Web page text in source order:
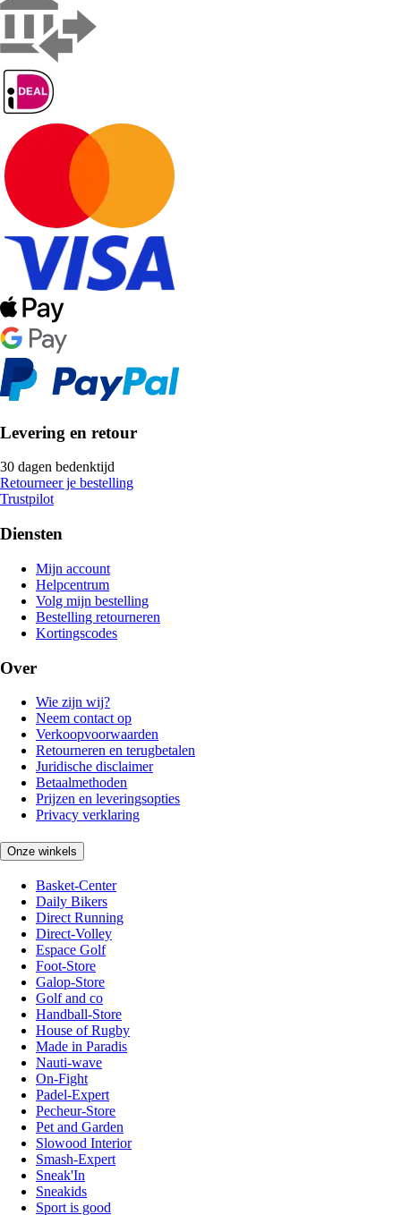
Levering en retour
30 dagen bedenktijd
Retourneer je bestelling
Trustpilot
Diensten
Mijn account
Helpcentrum
Volg mijn bestelling
Bestelling retourneren
Kortingscodes
Over
Wie zijn wij?
Neem contact op
Verkoopvoorwaarden
Retourneren en terugbetalen
Juridische disclaimer
Betaalmethoden
Prijzen en leveringsopties
Privacy verklaring
Onze winkels
Basket-Center
Daily Bikers
Direct Running
Direct-Volley
Espace Golf
Foot-Store
Galop-Store
Golf and co
Handball-Store
House of Rugby
Made in Paradis
Nauti-wave
On-Fight
Padel-Expert
Pecheur-Store
Pet and Garden
Slowood Interior
Smash-Expert
Sneak'In
Sneakids
Sport is good